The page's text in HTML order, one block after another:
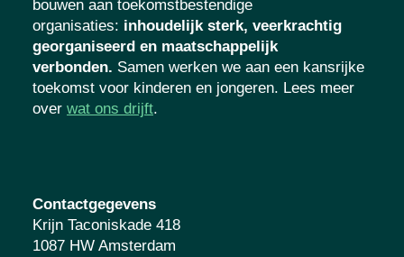
bouwen aan toekomstbestendige
organisaties: inhoudelijk sterk, veerkrachtig
georganiseerd en maatschappelijk
verbonden. Samen werken we aan een kansrijke
toekomst voor kinderen en jongeren. Lees meer
over wat ons drijft.
Contactgegevens
Krijn Taconiskade 418
1087 HW Amsterdam